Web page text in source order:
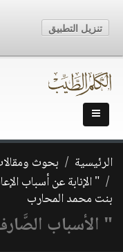
الرئيسية بحوث
" الإنابة عن أسباب
بنت محمد المحارب
" الأسباب
تنزيل التطبيق